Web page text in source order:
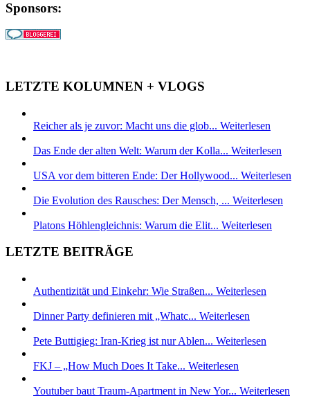
Sponsors:
LETZTE KOLUMNEN + VLOGS
Reicher als je zuvor: Macht uns die glob... Weiterlesen
Das Ende der alten Welt: Warum der Kolla... Weiterlesen
USA vor dem bitteren Ende: Der Hollywood... Weiterlesen
Die Evolution des Rausches: Der Mensch, ... Weiterlesen
Platons Höhlengleichnis: Warum die Elit... Weiterlesen
LETZTE BEITRÄGE
Authentizität und Einkehr: Wie Straßen... Weiterlesen
Dinner Party definieren mit „Whatc... Weiterlesen
Pete Buttigieg: Iran-Krieg ist nur Ablen... Weiterlesen
FKJ – „How Much Does It Take... Weiterlesen
Youtuber baut Traum-Apartment in New Yor... Weiterlesen